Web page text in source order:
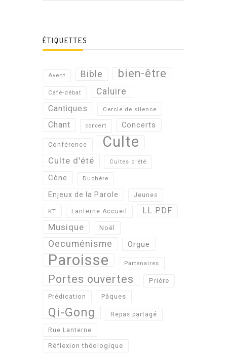
ÉTIQUETTES
Avent Bible bien-être
Café-débat Caluire
Cantiques Cercle de silence
Chant concert Concerts
Conférence Culte
Culte d'été Cultes d'été
Cène Duchère
Enjeux de la Parole Jeunes
KT Lanterne Accueil LL PDF
Musique Noël
Oecuménisme Orgue
Paroisse Partenaires
Portes ouvertes Prière
Prédication Pâques
Qi-Gong Repas partagé
Rue Lanterne
Réflexion théologique